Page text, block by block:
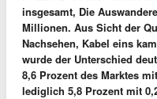
insgesamt, Die
Millionen. Aus Sicht der
Nachsehen, Kabel eins
wurde der Unterschied
8,6 Prozent des Marktes
lediglich 5,8 Prozent mit